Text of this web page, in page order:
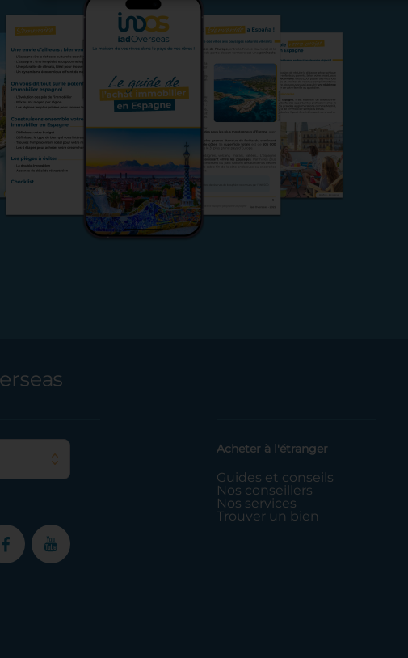
Acheter à l'étranger
Guides et conseils
Nos conseillers
Nos services
Trouver un bien